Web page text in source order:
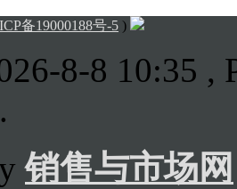
备19000188号-5 )
8-8 10:35 ,
销售与市场网